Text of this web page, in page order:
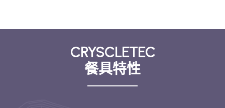
CRYSCLETEC
餐具特性